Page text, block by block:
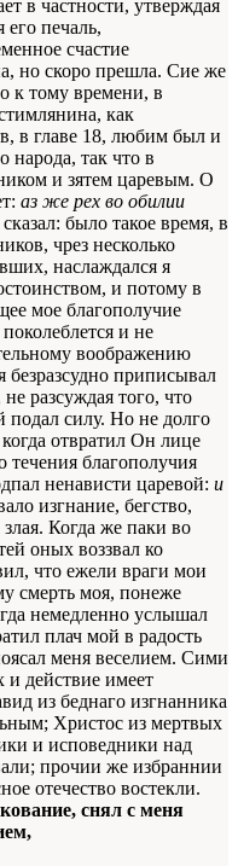
в частности, утверждая
печаль,
счастие
но скоро прешла. Сие же
к тому времени, в
как
в главе 18, любим был и
народа, так что в
и зятем царевым. О
аз же рех во обилии
было такое время, в
чрез несколько
наслаждался я
и потому в
мое благополучие
и не
воображению
приписывал
разсуждая того, что
силу. Но не долго
отвратил Он лице
течения благополучия
ненависти царевой: и
изгнание, бегство,
Когда же паки во
оных воззвал ко
что ежели враги мои
смерть моя, понеже
немедленно услышал
плач мой в радость
меня веселием. Сими
и действие имеет
из беднаго изгнанника
Христос из мертвых
и исповедники над
прочии же избраннии
отечество востекли.
снял с меня